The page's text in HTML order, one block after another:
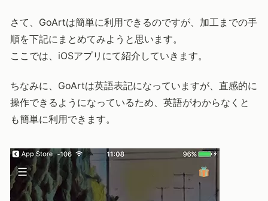
さて、GoArtは簡単に利用できるのですが、加工までの手
順を下記にまとめてみようと思います。
ここでは、iOSアプリにて紹介していきます。
ちなみに、GoArtは英語表記になっていますが、直感的に
操作できるようになっているため、英語がわからなくと
も簡単に利用できます。